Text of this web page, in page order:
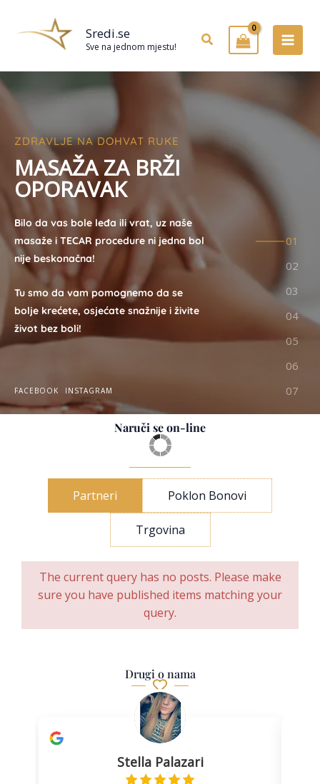
Sredi.se
Sve na jednom mjestu! Pretraživanje
ZDRAVLJE NA DOHVAT RUKE
MASAŽA ZA BRŽI
OPORAVAK
Bilo da vas bole leđa ili vrat, uz naše
masaže i TECAR procedure ni jedna bol
nije beskonačna!
Tu smo da vam pomognemo da se
bolje krećete, osjećate snažnije i živite
život bez boli!
FACEBOOK INSTAGRAM
Naruči se on-line
Partneri Poklon Bonovi
Trgovina
The current query has no posts. Please make
sure you have published items matching your
query.
Drugi o nama
Stella Palazari